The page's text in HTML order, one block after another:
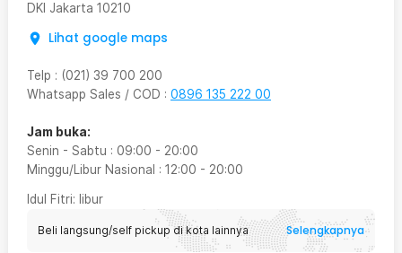
DKI Jakarta 10210
Lihat google maps
Telp : (021) 39 700 200
Whatsapp Sales / COD : 0896 135 222 00
Jam buka:
Senin - Sabtu : 09:00 - 20:00
Minggu/Libur Nasional : 12:00 - 20:00
Idul Fitri: libur
Beli langsung/self pickup di kota lainnya Selengkapnya